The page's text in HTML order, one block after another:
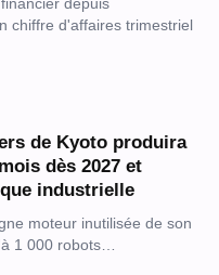
depuis
chiffre d'affaires trimestriel
de Kyoto produira
dès 2027 et
industrielle
moteur inutilisée de son
1 000 robots…